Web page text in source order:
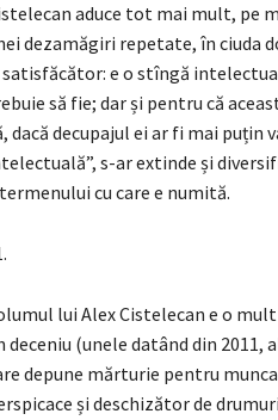
aduce tot mai mult, pe
dezamăgiri repetate, în ciuda
e o stîngă
să fie; dar și pentru că
dacă decupajul ei ar fi mai
s-ar extinde și
cu care e numită.
lui Alex Cistelecan e o
deceniu (unele datând din
depune mărturie pentru
și deschizător de